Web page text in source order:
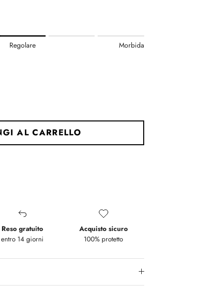
is 3.
Regolare Morbida
AL CARRELLO
Reso gratuito
entro 14 giorni
Acquisto sicuro
100% protetto